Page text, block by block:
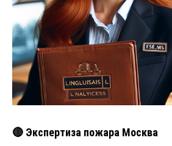
🔴 Экспертиза пожара Москва